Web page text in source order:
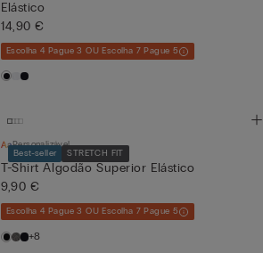
Elástico
14,90 €
Escolha 4 Pague 3 OU Escolha 7 Pague 5
Best-seller STRETCH FIT
Personalizável
T-Shirt Algodão Superior Elástico
9,90 €
Escolha 4 Pague 3 OU Escolha 7 Pague 5
+8